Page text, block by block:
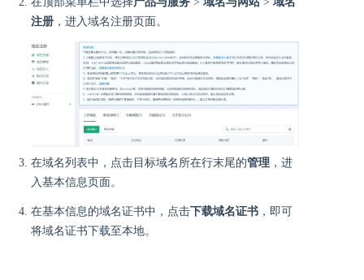
注册 ，进入域名注册页面。
在域名列表中，点击目标域名所在行末尾的管理 ，进
入基本信息页面。
在基本信息的域名证书中，点击下载域名证书 ，即可
将域名证书下载至本地。